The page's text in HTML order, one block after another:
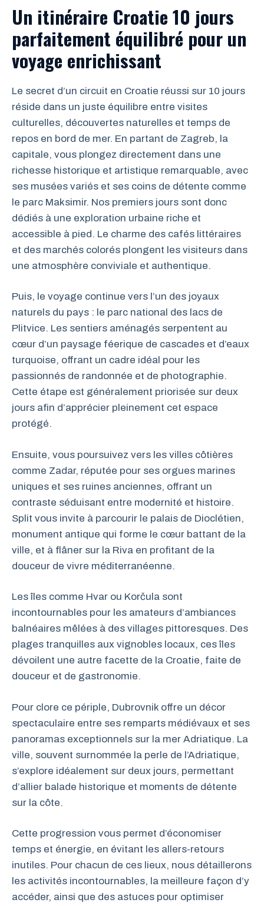
Un itinéraire Croatie 10 jours
parfaitement équilibré pour un
voyage enrichissant
Le secret d’un circuit en Croatie réussi sur 10 jours
réside dans un juste équilibre entre visites
culturelles, découvertes naturelles et temps de
repos en bord de mer. En partant de Zagreb, la
capitale, vous plongez directement dans une
richesse historique et artistique remarquable, avec
ses musées variés et ses coins de détente comme
le parc Maksimir. Nos premiers jours sont donc
dédiés à une exploration urbaine riche et
accessible à pied. Le charme des cafés littéraires
et des marchés colorés plongent les visiteurs dans
une atmosphère conviviale et authentique.
Puis, le voyage continue vers l’un des joyaux
naturels du pays : le parc national des lacs de
Plitvice. Les sentiers aménagés serpentent au
cœur d’un paysage féerique de cascades et d’eaux
turquoise, offrant un cadre idéal pour les
passionnés de randonnée et de photographie.
Cette étape est généralement priorisée sur deux
jours afin d’apprécier pleinement cet espace
protégé.
Ensuite, vous poursuivez vers les villes côtières
comme Zadar, réputée pour ses orgues marines
uniques et ses ruines anciennes, offrant un
contraste séduisant entre modernité et histoire.
Split vous invite à parcourir le palais de Dioclétien,
monument antique qui forme le cœur battant de la
ville, et à flâner sur la Riva en profitant de la
douceur de vivre méditerranéenne.
Les îles comme Hvar ou Korčula sont
incontournables pour les amateurs d’ambiances
balnéaires mêlées à des villages pittoresques. Des
plages tranquilles aux vignobles locaux, ces îles
dévoilent une autre facette de la Croatie, faite de
douceur et de gastronomie.
Pour clore ce périple, Dubrovnik offre un décor
spectaculaire entre ses remparts médiévaux et ses
panoramas exceptionnels sur la mer Adriatique. La
ville, souvent surnommée la perle de l’Adriatique,
s’explore idéalement sur deux jours, permettant
d’allier balade historique et moments de détente
sur la côte.
Cette progression vous permet d’économiser
temps et énergie, en évitant les allers-retours
inutiles. Pour chacun de ces lieux, nous détaillerons
les activités incontournables, la meilleure façon d’y
accéder, ainsi que des astuces pour optimiser